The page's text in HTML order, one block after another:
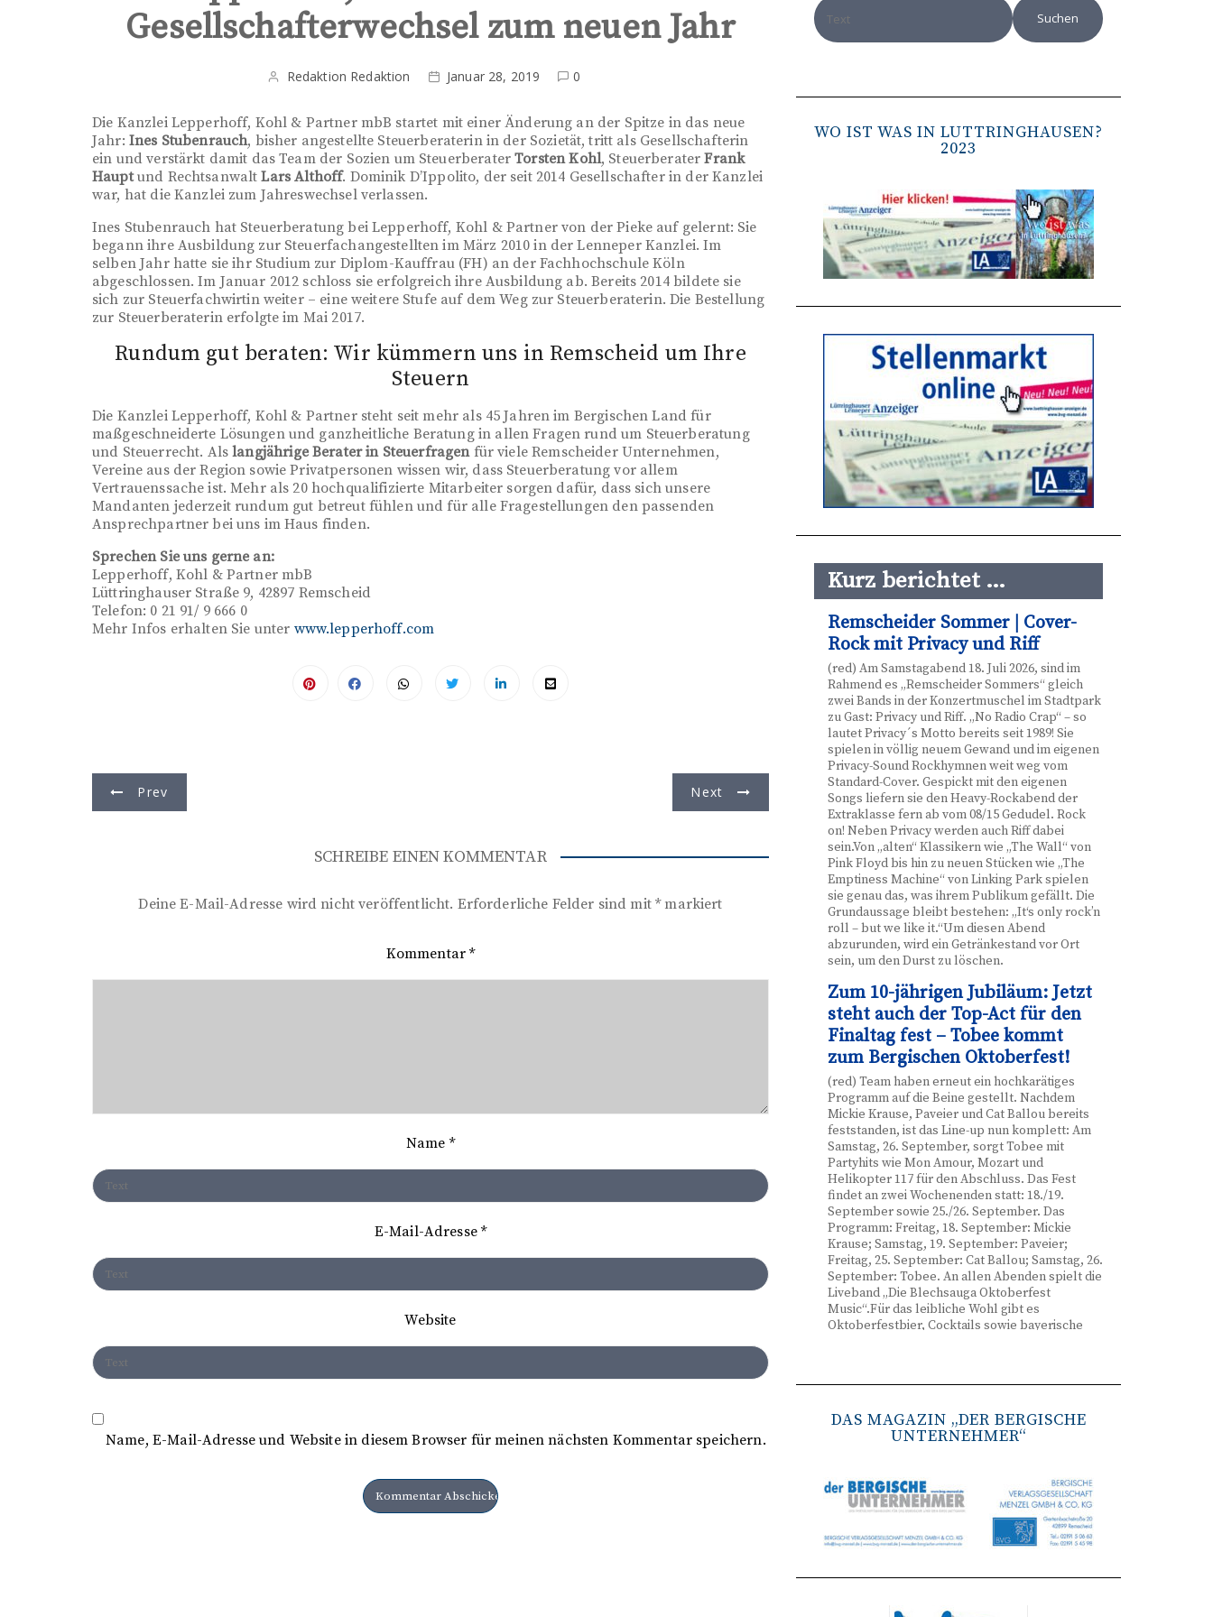
Gesellschafterwechsel zum neuen Jahr
Redaktion Redaktion Januar 28, 2019 0
Die Kanzlei Lepperhoff, Kohl & Partner mbB startet mit einer Änderung an der Spitze in das neue
Jahr: Ines Stubenrauch, bisher angestellte Steuerberaterin in der Sozietät, tritt als Gesellschafterin
ein und verstärkt damit das Team der Sozien um SteuerberaterTorsten Kohl, SteuerberaterFrank
Hauptund RechtsanwaltLars Althoff. Dominik D’Ippolito, der seit 2014 Gesellschafter in der Kanzlei
war, hat die Kanzlei zum Jahreswechsel verlassen.
Ines Stubenrauch hat Steuerberatung bei Lepperhoff, Kohl & Partner von der Pieke auf gelernt: Sie
begann ihre Ausbildung zur Steuerfachangestellten im März 2010 in der Lenneper Kanzlei. Im
selben Jahr hatte sie ihr Studium zur Diplom-Kauffrau (FH) an der Fachhochschule Köln
abgeschlossen. Im Januar 2012 schloss sie erfolgreich ihre Ausbildung ab. Bereits 2014 bildete sie
sich zur Steuerfachwirtin weiter – eine weitere Stufe auf dem Weg zur Steuerberaterin. Die Bestellung
zur Steuerberaterin erfolgte im Mai 2017.
Rundum gut beraten: Wir kümmern uns in Remscheid um Ihre
Steuern
Die Kanzlei Lepperhoff, Kohl & Partner steht seit mehr als 45 Jahren im Bergischen Land für
maßgeschneiderte Lösungen und ganzheitliche Beratung in allen Fragen rund um Steuerberatung
und Steuerrecht. Alslangjährige Berater in Steuerfragenfür viele Remscheider Unternehmen,
Vereine aus der Region sowie Privatpersonen wissen wir, dass Steuerberatung vor allem
Vertrauenssache ist. Mehr als 20 hochqualifizierte Mitarbeiter sorgen dafür, dass sich unsere
Mandanten jederzeit rundum gut betreut fühlen und für alle Fragestellungen den passenden
Ansprechpartner bei uns im Haus finden.
Sprechen Sie uns gerne an:
Lepperhoff, Kohl & Partner mbB
Lüttringhauser Straße 9, 42897 Remscheid
Telefon: 0 21 91/ 9 666 0
Mehr Infos erhalten Sie unter www.lepperhoff.com
e
g
i
a
o
Prev Next
SCHREIBE EINEN KOMMENTAR
Deine E-Mail-Adresse wird nicht veröffentlicht. Erforderliche Felder sind mit*markiert
Kommentar*
Name *
E-Mail-Adresse*
Website
Name, E-Mail-Adresse und Website in diesem Browser für meinen nächsten Kommentar speichern.
WO IST WAS IN LÜTTRINGHAUSEN?
2023
Kurz berichtet …
Remscheider Sommer | Cover-
Rock mit Privacy und Riff
(red) Am Samstagabend 18. Juli 2026, sind im
Rahmend es „Remscheider Sommers“ gleich
zwei Bands in der Konzertmuschel im Stadtpark
zu Gast: Privacy und Riff. „No Radio Crap“ – so
lautet Privacy´s Motto bereits seit 1989! Sie
spielen in völlig neuem Gewand und im eigenen
Privacy-Sound Rockhymnen weit weg vom
Standard-Cover. Gespickt mit den eigenen
Songs liefern sie den Heavy-Rockabend der
Extraklasse fern ab vom 08/15 Gedudel. Rock
on! Neben Privacy werden auch Riff dabei
sein.Von „alten“ Klassikern wie „The Wall“ von
Pink Floyd bis hin zu neuen Stücken wie „The
Emptiness Machine“ von Linking Park spielen
sie genau das, was ihrem Publikum gefällt. Die
Grundaussage bleibt bestehen: „It‘s only rock’n
roll – but we like it.“Um diesen Abend
abzurunden, wird ein Getränkestand vor Ort
sein, um den Durst zu löschen.
Zum 10-jährigen Jubiläum: Jetzt
steht auch der Top-Act für den
Finaltag fest – Tobee kommt
zum Bergischen Oktoberfest!
(red) Team haben erneut ein hochkarätiges
Programm auf die Beine gestellt. Nachdem
Mickie Krause, Paveier und Cat Ballou bereits
feststanden, ist das Line-up nun komplett: Am
Samstag, 26. September, sorgt Tobee mit
Partyhits wie Mon Amour, Mozart und
Helikopter 117 für den Abschluss. Das Fest
findet an zwei Wochenenden statt: 18./19.
September sowie 25./26. September. Das
Programm: Freitag, 18. September: Mickie
Krause; Samstag, 19. September: Paveier;
Freitag, 25. September: Cat Ballou; Samstag, 26.
September: Tobee. An allen Abenden spielt die
Liveband „Die Blechsauga Oktoberfest
Music“.Für das leibliche Wohl gibt es
Oktoberfestbier, Cocktails sowie bayerische
www.bergisches-oktoberfest.de sowie über die
Remscheid stärkt Krisenvorsorge
Remscheid trainieren Krisenstabsarbeit am
Institut der Feuerwehr NRW in Münster.
Wie funktioniert die Zusammenarbeit im
Krisenfall? Welche Entscheidungen müssen
unter Zeitdruck getroffen werden? Und wie
bestmöglich geschützt werden? Mit diesen und
Mitarbeitende der Stadt Remscheid Ende Juni in
DAS MAGAZIN „DER BERGISCHE
UNTERNEHMER“